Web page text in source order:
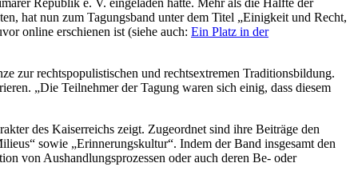
hat nun zum Tagungsband unter dem Titel „Einigkeit und Recht,
online erschienen ist (siehe auch: Ein Platz in der
zur rechtspopulistischen und rechtsextremen Traditionsbildung.
„Die Teilnehmer der Tagung waren sich einig, dass diesem
des Kaiserreichs zeigt. Zugeordnet sind ihre Beiträge den
sowie „Erinnerungskultur“. Indem der Band insgesamt den
von Aushandlungsprozessen oder auch deren Be- oder